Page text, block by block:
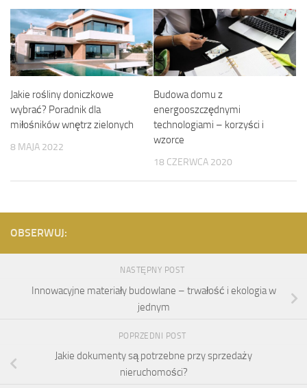
Jakie rośliny doniczkowe
wybrać? Poradnik dla
miłośników wnętrz zielonych
8 MAJA 2022
Budowa domu z
energooszczędnymi
technologiami – korzyści i
wzorce
18 CZERWCA 2020
OBSERWUJ:
NASTĘPNY POST
Innowacyjne materiały budowlane – trwałość i ekologia w
jednym
POPRZEDNI POST
Jakie dokumenty są potrzebne przy sprzedaży
nieruchomości?